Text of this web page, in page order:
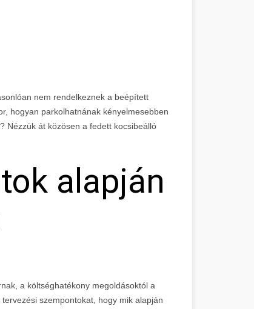
nem rendelkeznek a beépített
hogyan parkolhatnának kényelmesebben
Nézzük át közösen a fedett kocsibeálló
alapján
a költséghatékony megoldásoktól a
szempontokat, hogy mik alapján